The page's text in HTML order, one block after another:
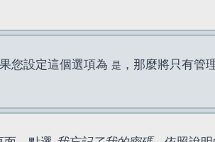
您設定這個選項為 是 ，那麼將只有管